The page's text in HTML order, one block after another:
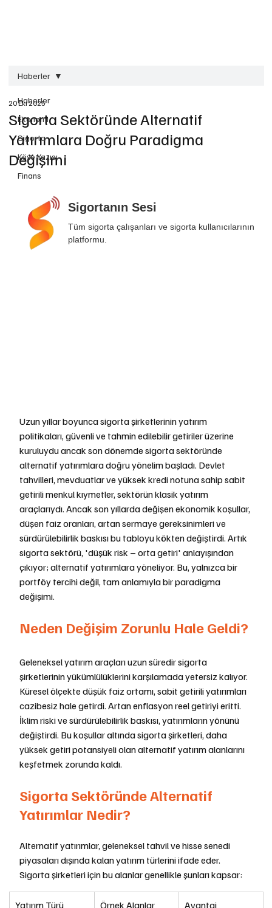
Haberler
Ekonomi
Sigorta
Köşe Yazısı
Finans
Haberler
Sigorta Sektöründe Alternatif
Yatırımlara Doğru Paradigma
Değişimi
20 Eki 2025
Uzun yıllar boyunca sigorta şirketlerinin yatırım
politikaları, güvenli ve tahmin edilebilir getiriler üzerine
kuruluydu ancak son dönemde sigorta sektöründe
alternatif yatırımlara doğru yönelim başladı. Devlet
tahvilleri, mevduatlar ve yüksek kredi notuna sahip sabit
getirili menkul kıymetler, sektörün klasik yatırım
araçlarıydı. Ancak son yıllarda değişen ekonomik koşullar,
düşen faiz oranları, artan sermaye gereksinimleri ve
sürdürülebilirlik baskısı bu tabloyu kökten değiştirdi. Artık
sigorta sektörü, 'düşük risk – orta getiri' anlayışından
çıkıyor; alternatif yatırımlara yöneliyor. Bu, yalnızca bir
portföy tercihi değil, tam anlamıyla bir paradigma
değişimi.
Neden Değişim Zorunlu Hale Geldi?
Geleneksel yatırım araçları uzun süredir sigorta
şirketlerinin yükümlülüklerini karşılamada yetersiz kalıyor.
Küresel ölçekte düşük faiz ortamı, sabit getirili yatırımları
cazibesiz hale getirdi. Artan enflasyon reel getiriyi eritti.
İklim riski ve sürdürülebilirlik baskısı, yatırımların yönünü
değiştirdi. Bu koşullar altında sigorta şirketleri, daha
yüksek getiri potansiyeli olan alternatif yatırım alanlarını
keşfetmek zorunda kaldı.
Sigorta Sektöründe Alternatif
Yatırımlar Nedir?
Alternatif yatırımlar, geleneksel tahvil ve hisse senedi
piyasaları dışında kalan yatırım türlerini ifade eder.
Sigorta şirketleri için bu alanlar genellikle şunları kapsar:
Yatırım Türü Örnek Alanlar Avantaj